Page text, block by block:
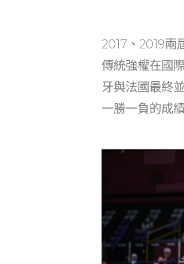
2017、2019兩
傳統強權在國
牙與法國最終
一勝一負的成